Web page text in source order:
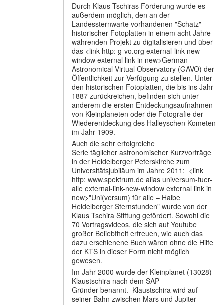
Durch Klaus Tschiras Förderung wurde es
außerdem möglich, den an der
Landessternwarte vorhandenen "Schatz"
historischer Fotoplatten in einem acht Jahre
währenden Projekt zu digitalisieren und über
das <link http: g-vo.org external-link-new-
window external link in new>German
Astronomical Virtual Observatory (GAVO) der
Öffentlichkeit zur Verfügung zu stellen. Unter
den historischen Fotoplatten, die bis ins Jahr
1887 zurückreichen, befinden sich unter
anderem die ersten Entdeckungsaufnahmen
von Kleinplaneten oder die Fotografie der
Wiederentdeckung des Halleyschen Kometen
im Jahr 1909.
Auch die sehr erfolgreiche
Serie täglicher astronomischer Kurzvorträge
in der Heidelberger Peterskirche zum
Universitätsjubiläum im Jahre 2011: <link
http: www.spektrum.de alias universum-fuer-
alle external-link-new-window external link in
new>"Uni(versum) für alle – Halbe
Heidelberger Sternstunden" wurde von der
Klaus Tschira Stiftung gefördert. Sowohl die
70 Vortragsvideos, die sich auf Youtube
großer Beliebtheit erfreuen, wie auch das
dazu erschienene Buch wären ohne die Hilfe
der KTS in dieser Form nicht möglich
gewesen.
Im Jahr 2000 wurde der Kleinplanet (13028)
Klaustschira nach dem SAP
Gründer benannt. Klaustschira wird auf
seiner Bahn zwischen Mars und Jupiter